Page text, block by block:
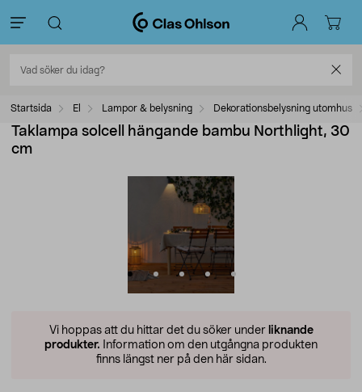
Startsida El Lampor & belysning Dekorationsbelysning utomhus
Taklampa solcell hängande bambu Northlight, 30
cm
Vi hoppas att du hittar det du söker under liknande
produkter. Information om den utgångna produkten
finns längst ner på den här sidan.